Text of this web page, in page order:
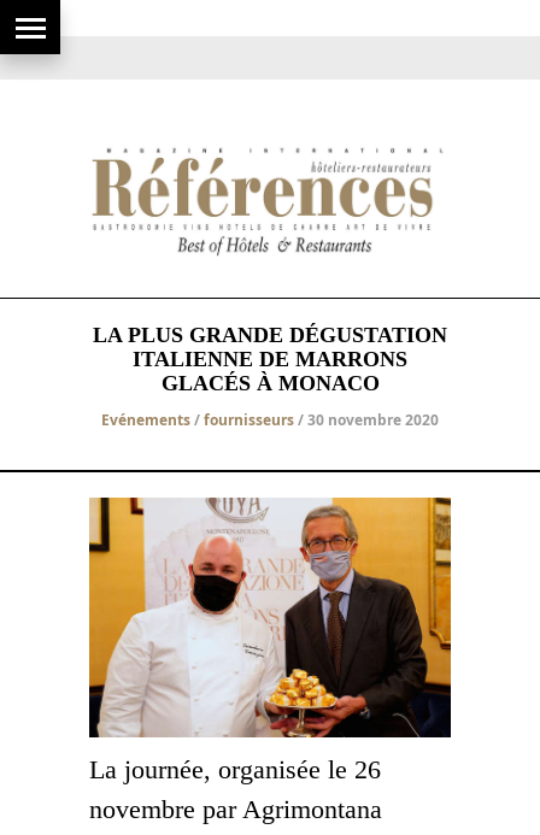
LA PLUS GRANDE DÉGUSTATION
ITALIENNE DE MARRONS
GLACÉS À MONACO
Evénements/fournisseurs/ 30 novembre 2020
La journée, organisée le 26
novembre par Agrimontana